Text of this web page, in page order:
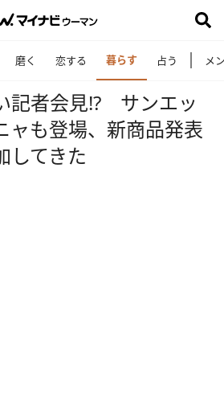
磨く 恋する 暮らす 占う メ
記者会見!? サンエッ
ャも登場、新商品発表
してきた